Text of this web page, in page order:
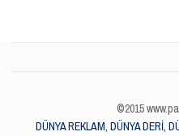
©2015
DÜNYA REKLAM, DÜNYA DERİ,